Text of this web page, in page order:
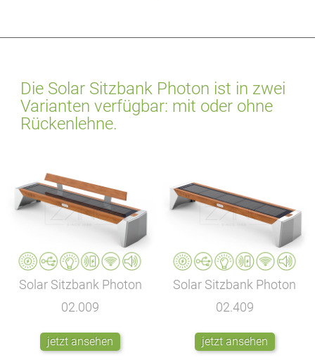
Die Solar Sitzbank Photon ist in zwei
Varianten verfügbar: mit oder ohne
Rückenlehne.
Solar Sitzbank Photon
02.009
jetzt ansehen
Solar Sitzbank Photon
02.409
jetzt ansehen